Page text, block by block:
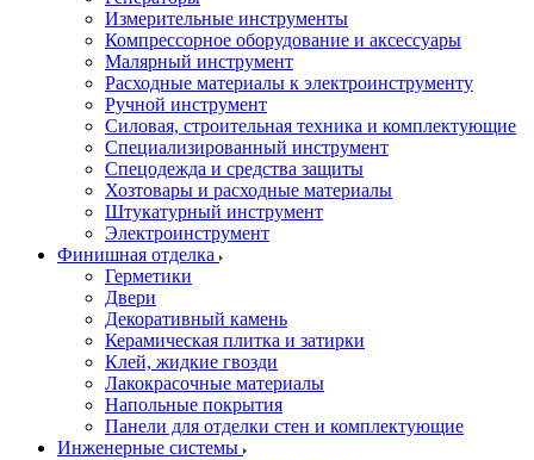
Измерительные инструменты
Компрессорное оборудование и аксессуары
Малярный инструмент
Расходные материалы к электроинструменту
Ручной инструмент
Силовая, строительная техника и комплектующие
Специализированный инструмент
Спецодежда и средства защиты
Хозтовары и расходные материалы
Штукатурный инструмент
Электроинструмент
Финишная отделка
Герметики
Двери
Декоративный камень
Керамическая плитка и затирки
Клей, жидкие гвозди
Лакокрасочные материалы
Напольные покрытия
Панели для отделки стен и комплектующие
Инженерные системы